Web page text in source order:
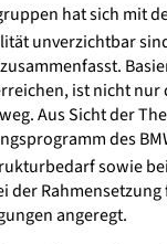
hat sich mit
unverzichtbar
ist nicht nur
Aus Sicht der
des
sowie
der
angeregt.